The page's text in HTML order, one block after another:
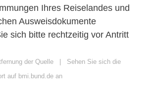
Ihres Reiselandes und
Ausweisdokumente
sich bitte rechtzeitig vor Antritt
der Quelle | Sehen Sie sich die
auf bmi.bund.de an